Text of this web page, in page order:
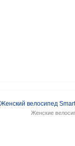
Женские